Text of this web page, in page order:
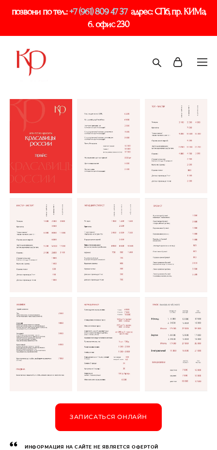
позвони по тел.:+7 (961) 809 47 37 адрес: СПб, пр. КИМа,
6. офис 230
ЗАПИСАТЬСЯ ОНЛАЙН
ИНФОРМАЦИЯ НА САЙТЕ НЕ ЯВЛЯЕТСЯ ОФЕРТОЙ